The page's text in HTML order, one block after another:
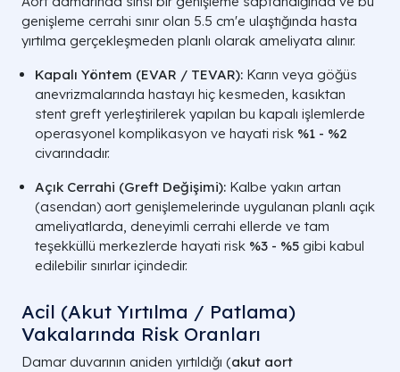
genişleme cerrahi sınır olan 5.5 cm'e ulaştığında hasta
yırtılma gerçekleşmeden planlı olarak ameliyata alınır.
Kapalı Yöntem (EVAR / TEVAR): Karın veya göğüs
anevrizmalarında hastayı hiç kesmeden, kasıktan
stent greft yerleştirilerek yapılan bu kapalı işlemlerde
operasyonel komplikasyon ve hayati risk %1 - %2
civarındadır.
Açık Cerrahi (Greft Değişimi): Kalbe yakın artan
(asendan) aort genişlemelerinde uygulanan planlı açık
ameliyatlarda, deneyimli cerrahi ellerde ve tam
teşekküllü merkezlerde hayati risk %3 - %5 gibi kabul
edilebilir sınırlar içindedir.
Acil (Akut Yırtılma / Patlama)
Vakalarında Risk Oranları
Damar duvarının aniden yırtıldığı (akut aort